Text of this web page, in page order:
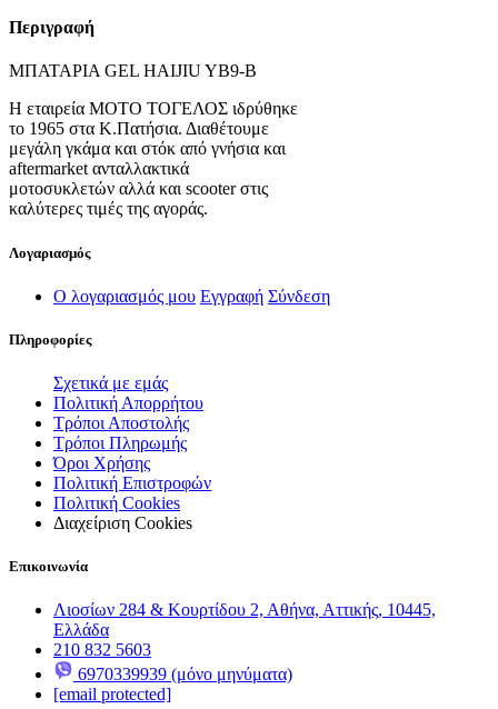
Περιγραφή
ΜΠΑΤΑΡΙΑ GEL HAIJIU YB9-B
Η εταιρεία ΜΟΤΟ ΤΟΓΕΛΟΣ ιδρύθηκε
το 1965 στα Κ.Πατήσια. Διαθέτουμε
μεγάλη γκάμα και στόκ από γνήσια και
aftermarket ανταλλακτικά
μοτοσυκλετών αλλά και scooter στις
καλύτερες τιμές της αγοράς.
Λογαριασμός
Ο λογαριασμός μου Εγγραφή Σύνδεση
Πληροφορίες
Σχετικά με εμάς
Πολιτική Απορρήτου
Τρόποι Αποστολής
Τρόποι Πληρωμής
Όροι Χρήσης
Πολιτική Επιστροφών
Πολιτική Cookies
Διαχείριση Cookies
Επικοινωνία
Λιοσίων 284 & Κουρτίδου 2, Αθήνα, Αττικής, 10445,
Ελλάδα
210 832 5603
6970339939 (μόνο μηνύματα)
[email protected]